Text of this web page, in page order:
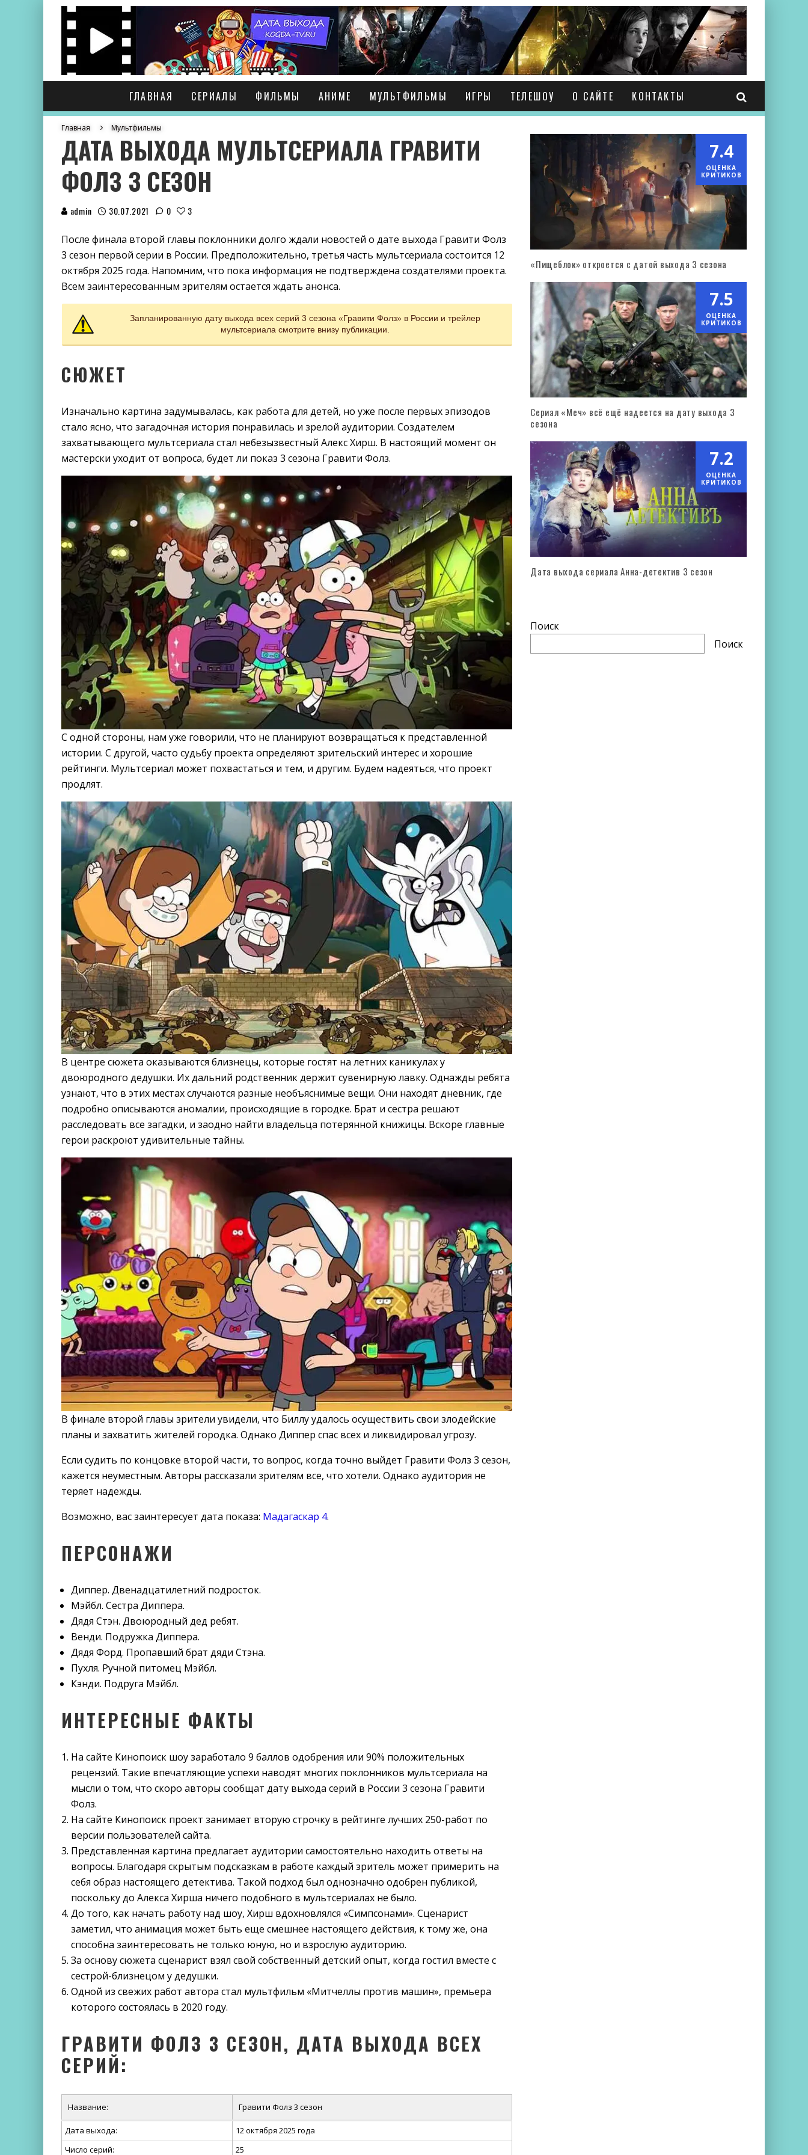
ГЛАВНАЯ СЕРИАЛЫ ФИЛЬМЫ АНИМЕ МУЛЬТФИЛЬМЫ ИГРЫ ТЕЛЕШОУ О САЙТЕ КОНТАКТЫ
Главная Мультфильмы
ДАТА ВЫХОДА МУЛЬТСЕРИАЛА ГРАВИТИ
ФОЛЗ 3 СЕЗОН
admin 30.07.2021 0 3
После финала второй главы поклонники долго ждали новостей о дате выхода Гравити Фолз
3 сезон первой серии в России. Предположительно, третья часть мультсериала состоится 12
октября 2025 года. Напомним, что пока информация не подтверждена создателями проекта.
Всем заинтересованным зрителям остается ждать анонса.
Запланированную дату выхода всех серий 3 сезона «Гравити Фолз» в России и трейлер
мультсериала смотрите внизу публикации.
СЮЖЕТ
Изначально картина задумывалась, как работа для детей, но уже после первых эпизодов
стало ясно, что загадочная история понравилась и зрелой аудитории. Создателем
захватывающего мультсериала стал небезызвестный Алекс Хирш. В настоящий момент он
мастерски уходит от вопроса, будет ли показ 3 сезона Гравити Фолз.
С одной стороны, нам уже говорили, что не планируют возвращаться к представленной
истории. С другой, часто судьбу проекта определяют зрительский интерес и хорошие
рейтинги. Мультсериал может похвастаться и тем, и другим. Будем надеяться, что проект
продлят.
В центре сюжета оказываются близнецы, которые гостят на летних каникулах у
двоюродного дедушки. Их дальний родственник держит сувенирную лавку. Однажды ребята
узнают, что в этих местах случаются разные необъяснимые вещи. Они находят дневник, где
подробно описываются аномалии, происходящие в городке. Брат и сестра решают
расследовать все загадки, и заодно найти владельца потерянной книжицы. Вскоре главные
герои раскроют удивительные тайны.
В финале второй главы зрители увидели, что Биллу удалось осуществить свои злодейские
планы и захватить жителей городка. Однако Диппер спас всех и ликвидировал угрозу.
Если судить по концовке второй части, то вопрос, когда точно выйдет Гравити Фолз 3 сезон,
кажется неуместным. Авторы рассказали зрителям все, что хотели. Однако аудитория не
теряет надежды.
Возможно, вас заинтересует дата показа: Мадагаскар 4.
ПЕРСОНАЖИ
Диппер. Двенадцатилетний подросток.
Мэйбл. Сестра Диппера.
Дядя Стэн. Двоюродный дед ребят.
Венди. Подружка Диппера.
Дядя Форд. Пропавший брат дяди Стэна.
Пухля. Ручной питомец Мэйбл.
Кэнди. Подруга Мэйбл.
ИНТЕРЕСНЫЕ ФАКТЫ
На сайте Кинопоиск шоу заработало 9 баллов одобрения или 90% положительных
рецензий. Такие впечатляющие успехи наводят многих поклонников мультсериала на
мысли о том, что скоро авторы сообщат дату выхода серий в России 3 сезона Гравити
Фолз.
На сайте Кинопоиск проект занимает вторую строчку в рейтинге лучших 250-работ по
версии пользователей сайта.
Представленная картина предлагает аудитории самостоятельно находить ответы на
вопросы. Благодаря скрытым подсказкам в работе каждый зритель может примерить на
себя образ настоящего детектива. Такой подход был однозначно одобрен публикой,
поскольку до Алекса Хирша ничего подобного в мультсериалах не было.
До того, как начать работу над шоу, Хирш вдохновлялся «Симпсонами». Сценарист
заметил, что анимация может быть еще смешнее настоящего действия, к тому же, она
способна заинтересовать не только юную, но и взрослую аудиторию.
За основу сюжета сценарист взял свой собственный детский опыт, когда гостил вместе с
сестрой-близнецом у дедушки.
Одной из свежих работ автора стал мультфильм «Митчеллы против машин», премьера
которого состоялась в 2020 году.
ГРАВИТИ ФОЛЗ 3 СЕЗОН, ДАТА ВЫХОДА ВСЕХ
СЕРИЙ:
Название: Гравити Фолз 3 сезон
Дата выхода:
12 октября 2025 года
Число серий:
25
7.4
ОЦЕНКА
КРИТИКОВ
«Пищеблок» откроется с датой выхода 3 сезона
7.5
ОЦЕНКА
КРИТИКОВ
Сериал «Меч» всё ещё надеется на дату выхода 3
сезона
7.2
ОЦЕНКА
КРИТИКОВ
Дата выхода сериала Анна-детектив 3 сезон
Поиск
Поиск